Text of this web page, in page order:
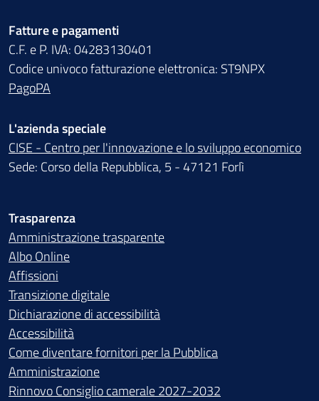
Fatture e pagamenti
C.F. e P. IVA: 04283130401
Codice univoco fatturazione elettronica: ST9NPX
PagoPA
L'azienda speciale
CISE - Centro per l'innovazione e lo sviluppo economico
Sede: Corso della Repubblica, 5 - 47121 Forlì
Trasparenza
Amministrazione trasparente
Albo Online
Affissioni
Transizione digitale
Dichiarazione di accessibilità
Accessibilità
Come diventare fornitori per la Pubblica
Amministrazione
Rinnovo Consiglio camerale 2027-2032